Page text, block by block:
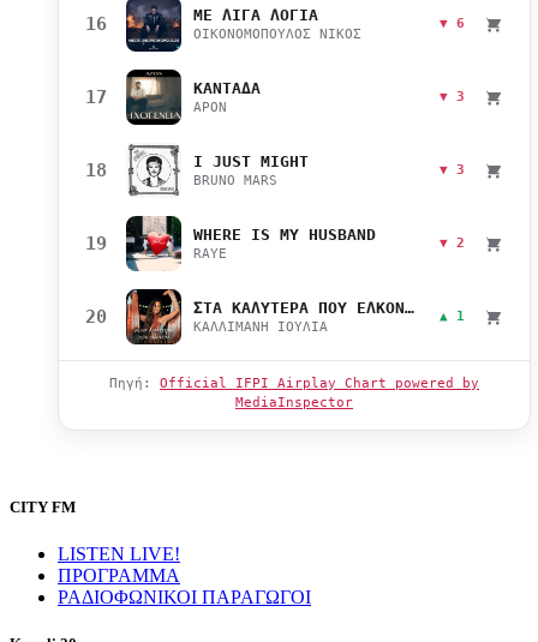
16 ΜΕ ΛΙΓΑ ΛΟΓΙΑ
ΟΙΚΟΝΟΜΟΠΟΥΛΟΣ ΝΙΚΟΣ
▼ 6
17 ΚΑΝΤΑΔΑ
APON
▼ 3
18 I JUST MIGHT
BRUNO MARS
▼ 3
19 WHERE IS MY HUSBAND
RAYE
▼ 2
20 ΣΤΑ ΚΑΛΥΤΕΡΑ ΠΟΥ ΕΛΚΟΝΤΑΙ
ΚΑΛΛΙΜΑΝΗ ΙΟΥΛΙΑ
▲ 1
Πηγή: Official IFPI Airplay Chart powered by
MediaInspector
CITY FM
LISTEN LIVE!
ΠΡΟΓΡΑΜΜΑ
ΡΑΔΙΟΦΩΝΙΚΟΙ ΠΑΡΑΓΩΓΟΙ